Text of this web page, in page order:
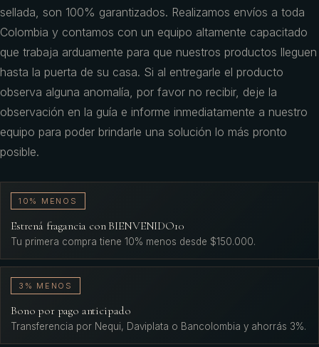
sellada, son 100% garantizados. Realizamos envíos a toda
Colombia y contamos con un equipo altamente capacitado
que trabaja arduamente para que nuestros productos lleguen
hasta la puerta de su casa. Si al entregarle el producto
observa alguna anomalía, por favor no recibir, deje la
observación en la guía e informe inmediatamente a nuestro
equipo para poder brindarle una solución lo más pronto
posible.
10% MENOS
Estrená fragancia con BIENVENIDO10
Tu primera compra tiene 10% menos desde $150.000.
3% MENOS
Bono por pago anticipado
Transferencia por Nequi, Daviplata o Bancolombia y ahorrás 3%.